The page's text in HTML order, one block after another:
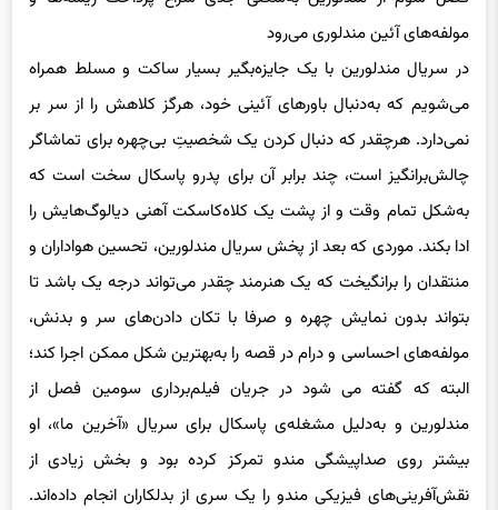
مولفه‌های آئین مندلوری می‌رود
در سریال مندلورین با یک جایزه‌بگیر بسیار ساکت و مسلط همراه
می‌شویم که به‌دنبال باورهای آئینی خود، هرگز کلاهش را از سر بر
نمی‌دارد. هرچقدر که دنبال کردن یک شخصیتِ بی‌چهره برای تماشاگر
چالش‌برانگیز است، چند برابر آن برای پدرو پاسکال سخت است که
به‌شکل تمام وقت و از پشت یک کلاه‌کاسکت آهنی دیالوگ‌هایش را
ادا بکند. موردی که بعد از پخش سریال مندلورین، تحسین هواداران و
منتقدان را برانگیخت که یک هنرمند چقدر می‌تواند درجه یک باشد تا
بتواند بدون نمایش چهره‌ و صرفا با تکان دادن‌های سر و بدنش،
مولفه‌های احساسی و درام در قصه‌ را به‌بهترین شکل ممکن اجرا کند؛
البته که گفته می شود در جریان فیلم‌برداری سومین فصل از
مندلورین و به‌دلیل مشغله‌ی پاسکال برای سریال «آخرین ما»، او
بیشتر روی صداپیشگی مندو تمرکز کرده بود و بخش زیادی از
نقش‌آفرینی‌های فیزیکی مندو را یک سری از بدلکاران انجام داده‌اند.